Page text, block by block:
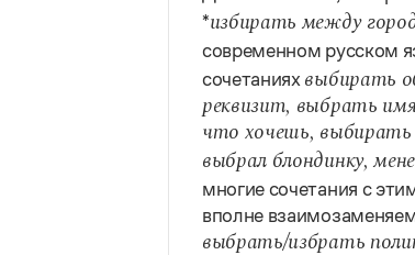
*избирать между
современном русском
сочетаниях выбирать
реквизит, выбрать
что хочешь, выбирать
выбрал блондинку,
многие сочетания с
вполне
выбрать/избрать